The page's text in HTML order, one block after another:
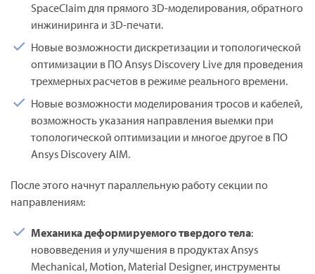
SpaceClaim для прямого 3D-моделирования, обратного
инжиниринга и 3D-печати.
Новые возможности дискретизации и топологической
оптимизации в ПО Ansys Discovery Live для проведения
трехмерных расчетов в режиме реального времени.
Новые возможности моделирования тросов и кабелей,
возможность указания направления выемки при
топологической оптимизации и многое другое в ПО
Ansys Discovery AIM.
После этого начнут параллельную работу секции по
направлениям:
Механика деформируемого твердого тела:
нововведения и улучшения в продуктах Ansys
Mechanical, Motion, Material Designer, инструменты